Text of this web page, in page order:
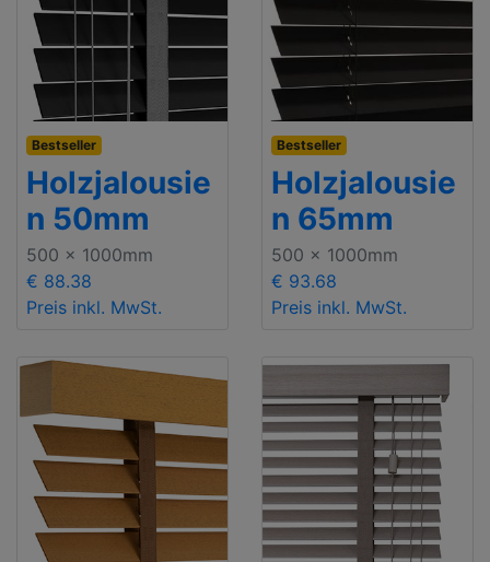
Bestseller
Holzjalousie
n 50mm
500 x 1000mm
€ 88.38
Preis inkl. MwSt.
Bestseller
Holzjalousie
n 65mm
500 x 1000mm
€ 93.68
Preis inkl. MwSt.